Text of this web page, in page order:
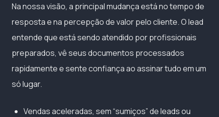
Na nossa visão, a principal mudança está no tempo de
resposta e na percepção de valor pelo cliente. O lead
entende que está sendo atendido por profissionais
preparados, vê seus documentos processados
rapidamente e sente confiança ao assinar tudo em um
só lugar.
Vendas aceleradas, sem “sumiços” de leads ou